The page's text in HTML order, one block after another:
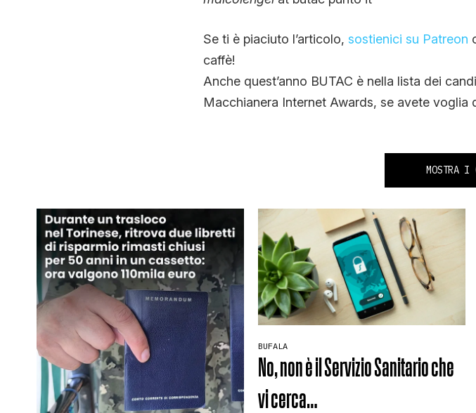
Se ti è piaciuto l’articolo, sostienici su Patreon
caffè!
Anche quest’anno BUTAC è nella lista dei
Macchianera Internet Awards, se avete voglia
MOSTRA I
BUFALA
No, non è il Servizio Sanitario che
vi cerca…